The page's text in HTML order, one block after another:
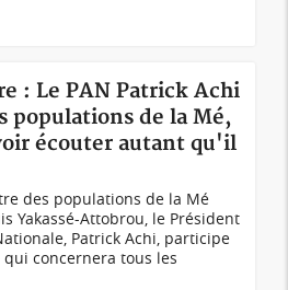
: Le PAN Patrick Achi
populations de la Mé,
écouter autant qu'il
des populations de la Mé
Yakassé-Attobrou, le Président
Patrick Achi, participe
concernera tous les